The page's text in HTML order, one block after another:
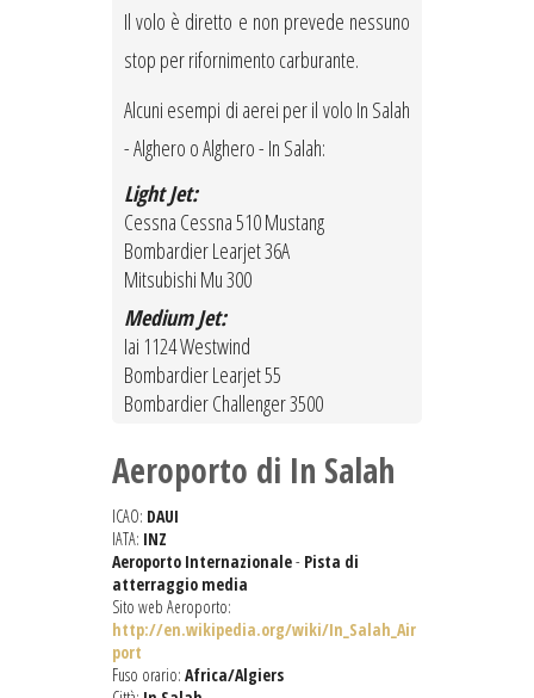
Il volo è diretto e non prevede nessuno
stop per rifornimento carburante.
Alcuni esempi di aerei per il volo In Salah
- Alghero o Alghero - In Salah:
Light Jet:
Cessna Cessna 510 Mustang
Bombardier Learjet 36A
Mitsubishi Mu 300
Medium Jet:
Iai 1124 Westwind
Bombardier Learjet 55
Bombardier Challenger 3500
Aeroporto di In Salah
ICAO: DAUI
IATA: INZ
Aeroporto Internazionale- Pista di
atterraggio media
Sito web Aeroporto:
http://en.wikipedia.org/wiki/In_Salah_Air
port
Fuso orario: Africa/Algiers